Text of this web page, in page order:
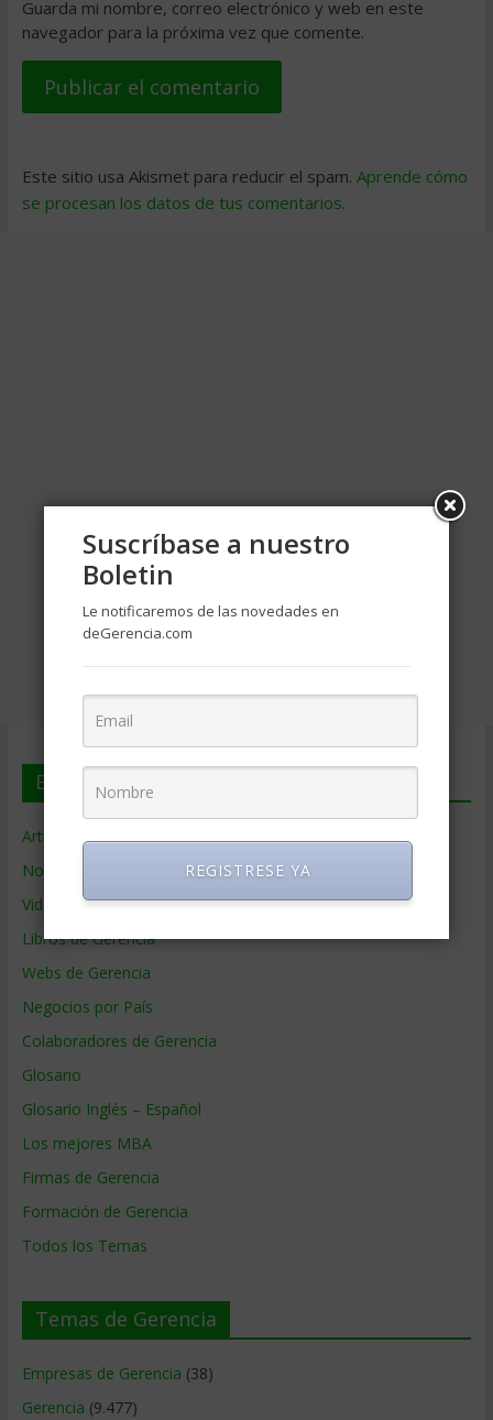
Guarda mi nombre, correo electrónico y web en este
navegador para la próxima vez que comente.
Este sitio usa Akismet para reducir el spam. Aprende cómo
se procesan los datos de tus comentarios.
En deGerencia.com
Artículos de Gerencia
Noticias de Gerencia
Videos de Gerencia
Libros de Gerencia
Webs de Gerencia
Negocios por País
Colaboradores de Gerencia
Glosario
Glosario Inglés – Español
Los mejores MBA
Firmas de Gerencia
Formación de Gerencia
Todos los Temas
Temas de Gerencia
Empresas de Gerencia (38)
Gerencia (9.477)
Suscríbase a nuestro
Boletin
Le notificaremos de las novedades en
deGerencia.com
REGISTRESE YA